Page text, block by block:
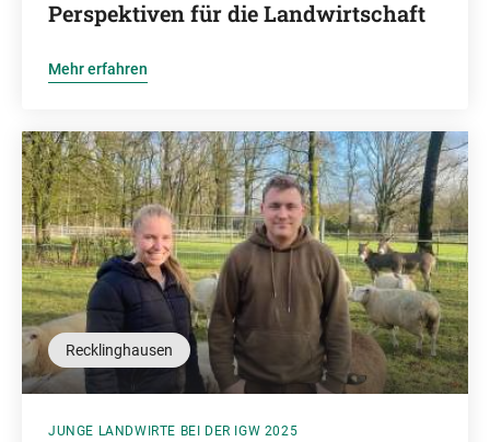
Perspektiven für die Landwirtschaft
Mehr erfahren
Recklinghausen
JUNGE LANDWIRTE BEI DER IGW 2025